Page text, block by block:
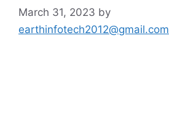
March 31, 2023 by
earthinfotech2012@gmail.com